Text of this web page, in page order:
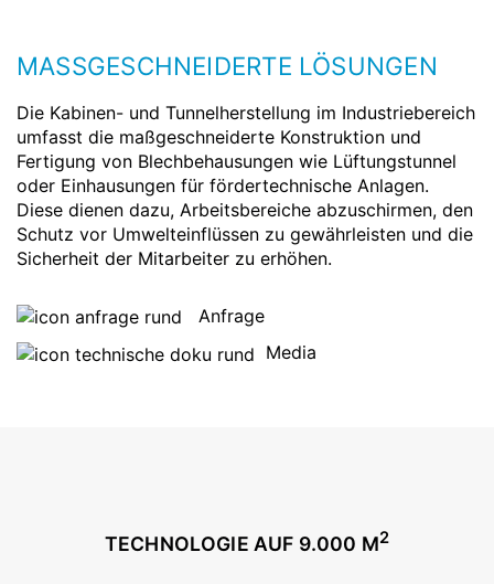
MASSGESCHNEIDERTE LÖSUNGEN
Die Kabinen- und Tunnelherstellung im Industriebereich
umfasst die maßgeschneiderte Konstruktion und
Fertigung von Blechbehausungen wie Lüftungstunnel
oder Einhausungen für fördertechnische Anlagen.
Diese dienen dazu, Arbeitsbereiche abzuschirmen, den
Schutz vor Umwelteinflüssen zu gewährleisten und die
Sicherheit der Mitarbeiter zu erhöhen.
Anfrage
Media
TECHNOLOGIE AUF 9.000 M2